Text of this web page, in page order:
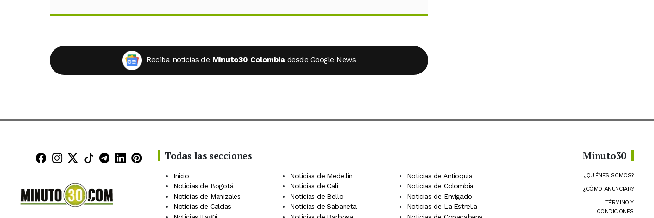
Reciba noticias de Minuto30 Colombia desde Google News
Minuto30 en Facebook
Minuto30 en Instagram
Minuto30 en X (Twitter)
Minuto30 en TikTok
Canal de Minuto30 en Telegram
Minuto30 en LinkedIn
Minuto30 en Pinterest
Todas las secciones
Inicio Noticias de Medellín
Noticias de Antioquia
Noticias de Bogotá
Noticias de Cali
Noticias de Colombia
Noticias de Manizales
Noticias de Bello
Noticias de Envigado
Noticias de Caldas
Noticias de Sabaneta
Noticias de La Estrella
Minuto30
¿QUIÉNES SOMOS?
¿CÓMO ANUNCIAR?
TÉRMINO Y
CONDICIONES